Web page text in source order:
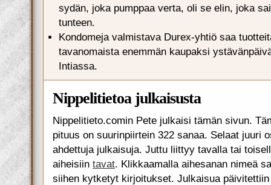
sydän, joka pumppaa verta, oli se elin, joka
tunteen.
Kondomeja valmistava Durex-yhtiö saa
tavanomaista enemmän kaupaksi
Intiassa.
Nippelitietoa julkaisusta
Nippelitieto.comin Pete julkaisi tämän sivun.
pituus on suurinpiirtein 322 sanaa. Selaat juuri
ahdettuja julkaisuja. Juttu liittyy tavalla tai
aiheisiin tavat. Klikkaamalla aihesanan nimeä
siihen kytketyt kirjoitukset. Julkaisua